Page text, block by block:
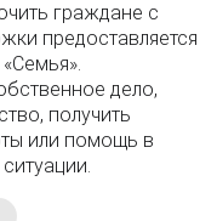
граждане с
предоставляется
дело,
получить
или помощь в